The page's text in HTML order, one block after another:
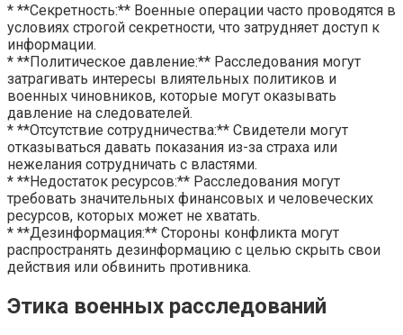
* **Секретность:** Военные операции часто проводятся в
условиях строгой секретности, что затрудняет доступ к
информации.
* **Политическое давление:** Расследования могут
затрагивать интересы влиятельных политиков и
военных чиновников, которые могут оказывать
давление на следователей.
* **Отсутствие сотрудничества:** Свидетели могут
отказываться давать показания из-за страха или
нежелания сотрудничать с властями.
* **Недостаток ресурсов:** Расследования могут
требовать значительных финансовых и человеческих
ресурсов, которых может не хватать.
* **Дезинформация:** Стороны конфликта могут
распространять дезинформацию с целью скрыть свои
действия или обвинить противника.
Этика военных расследований